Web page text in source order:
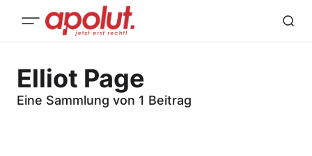
Elliot Page
Eine Sammlung von 1 Beitrag